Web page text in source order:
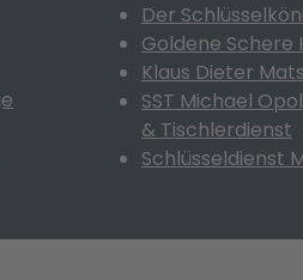
Der
Goldene Schere
Klaus Dieter
SST Michael
& Tischlerdienst
Schlüsseldienst